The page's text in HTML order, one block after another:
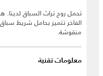
تحمل روح تراث السباق لدينا.
منقوشة.
معلومات تقنية